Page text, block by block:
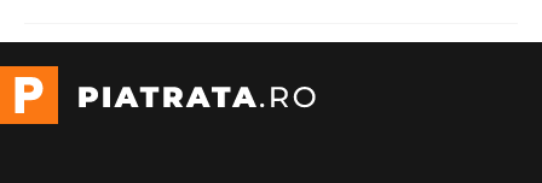
Dimensiuni
Grosime: 12 mm